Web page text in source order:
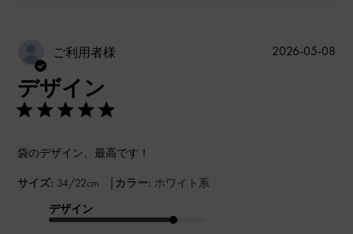
ご利用者様
デザイン
袋のデザイン、最高です！
サイズ: 34/22cm | カラー: ホワイト系
デザイン
公
2026-05-08